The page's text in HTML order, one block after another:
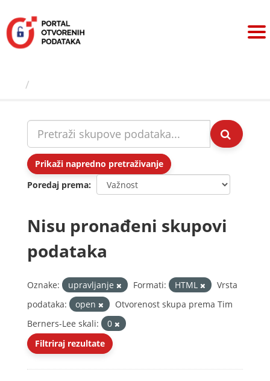
sadržaj
Prikaži napredno pretraživanje
Poredaj prema
Nisu pronađeni skupovi
podataka
Oznake: upravljanje Formati: HTML
Vrsta
podataka:
open
Otvorenost skupa prema Tim
Berners-Lee skali:
0
Filtriraj rezultate